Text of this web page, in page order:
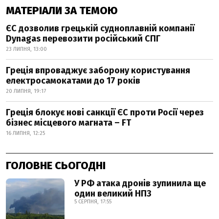
МАТЕРІАЛИ ЗА ТЕМОЮ
ЄС дозволив грецькій судноплавній компанії
Dynagas перевозити російський СПГ
23 ЛИПНЯ, 13:00
Греція впроваджує заборону користування
електросамокатами до 17 років
20 ЛИПНЯ, 19:17
Греція блокує нові санкції ЄС проти Росії через
бізнес місцевого магната – FT
16 ЛИПНЯ, 12:25
ГОЛОВНЕ СЬОГОДНІ
У РФ атака дронів зупинила ще
один великий НПЗ
5 СЕРПНЯ, 17:55